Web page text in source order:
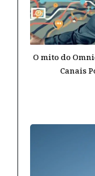
O mito do
Canais